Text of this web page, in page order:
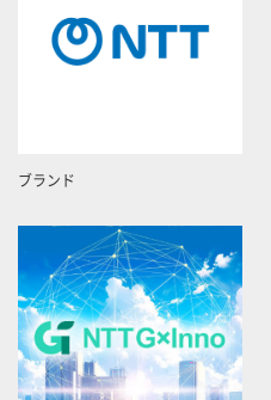
ブランド